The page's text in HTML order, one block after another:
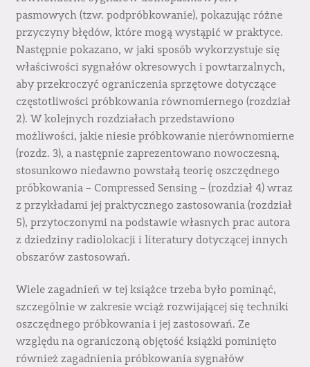
pasmowych (tzw. podpróbkowanie), pokazując różne
przyczyny błędów, które mogą wystąpić w praktyce.
Następnie pokazano, w jaki sposób wykorzystuje się
właściwości sygnałów okresowych i powtarzalnych,
aby przekroczyć ograniczenia sprzętowe dotyczące
częstotliwości próbkowania równomiernego (rozdział
2). W kolejnych rozdziałach przedstawiono
możliwości, jakie niesie próbkowanie nierównomierne
(rozdz. 3), a następnie zaprezentowano nowoczesną,
stosunkowo niedawno powstałą teorię oszczędnego
próbkowania – Compressed Sensing – (rozdział 4) wraz
z przykładami jej praktycznego zastosowania (rozdział
5), przytoczonymi na podstawie własnych prac autora
z dziedziny radiolokacji i literatury dotyczącej innych
obszarów zastosowań.
Wiele zagadnień w tej książce trzeba było pominąć,
szczególnie w zakresie wciąż rozwijającej się techniki
oszczędnego próbkowania i jej zastosowań. Ze
względu na ograniczoną objętość książki pominięto
również zagadnienia próbkowania sygnałów